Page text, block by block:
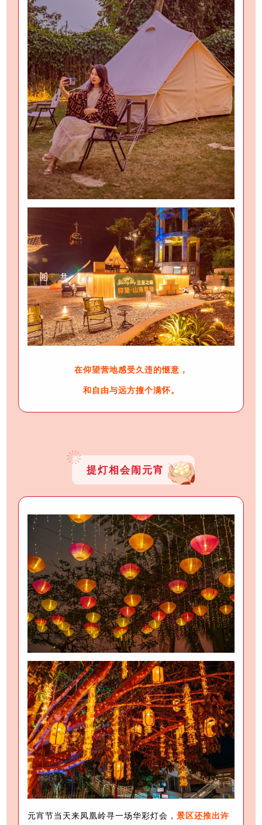
在仰望营地感受久违的惬意，
和自由与远方撞个满怀。
提灯相会闹元宵
元宵节当天来凤凰岭寻一场华彩灯会，景区还推出许